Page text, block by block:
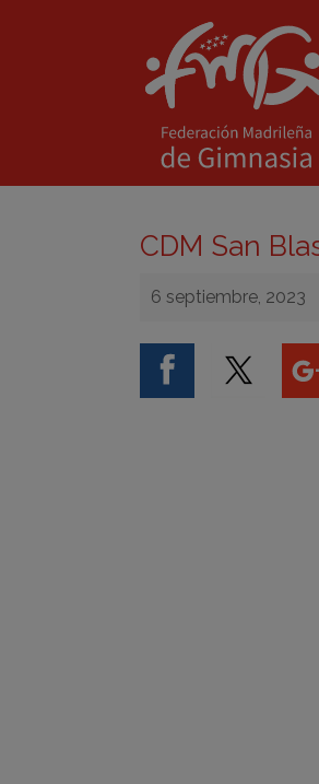
CDM San
6 septiembre, 2023